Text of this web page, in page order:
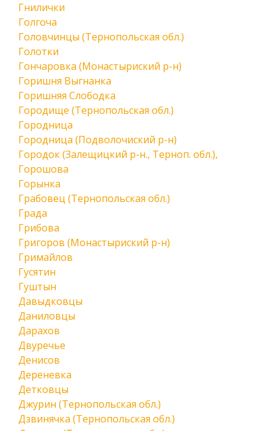
Гнилички
Голгоча
Головчинцы (Тернопольская обл.)
Голотки
Гончаровка (Монастыриский р-н)
Горишня Выгнанка
Горишняя Слободка
Городище (Тернопольская обл.)
Городница
Городница (Подволочиский р-н)
Городок (Залещицкий р-н., Терноп. обл.),
Горошова
Горынка
Грабовец (Тернопольская обл.)
Града
Грибова
Григоров (Монастыриский р-н)
Гримайлов
Гусятин
Гуштын
Давыдковцы
Даниловцы
Дарахов
Двуречье
Денисов
Дереневка
Детковцы
Джурин (Тернопольская обл.)
Дзвинячка (Тернопольская обл.)